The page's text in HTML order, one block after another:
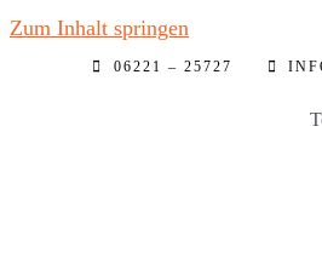
Zum Inhalt springen
06221 – 25727